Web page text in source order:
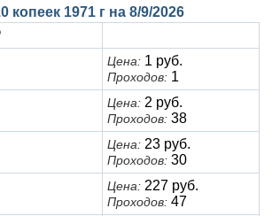
копеек 1971 г на 8/9/2026
Цена: 1 руб.
Проходов: 1
Цена: 2 руб.
Проходов: 38
Цена: 23 руб.
Проходов: 30
Цена: 227 руб.
Проходов: 47